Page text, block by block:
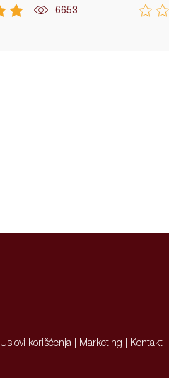
6653
Uslovi korišćenja Marketing Kontakt